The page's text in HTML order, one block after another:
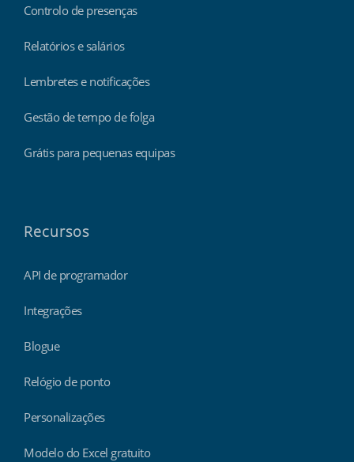
Controlo de presenças
Relatórios e salários
Lembretes e notificações
Gestão de tempo de folga
Grátis para pequenas equipas
Recursos
API de programador
Integrações
Blogue
Relógio de ponto
Personalizações
Modelo do Excel gratuito